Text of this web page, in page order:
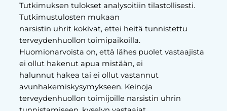
Tutkimuksen tulokset analysoitiin tilastollisesti.
Tutkimustulosten mukaan
narsistin uhrit kokivat, ettei heitä tunnistettu
terveydenhuollon toimipaikoilla.
Huomionarvoista on, että lähes puolet vastaajista
ei ollut hakenut apua mistään, ei
halunnut hakea tai ei ollut vastannut
avunhakemiskysymykseen. Keinoja
terveydenhuollon toimijoille narsistin uhrin